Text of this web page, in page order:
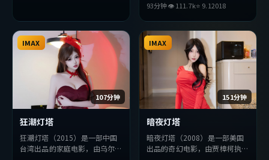
主演。影片在叙事与视听上力求
突破，探讨人性与抉择，节奏张
弛有度，适合喜欢该类型的观众
完整观看。
93分钟👁111.7k⭐ 9.12018
107分钟
IMAX
狂潮灯塔
狂潮灯塔（2015）是一部中国
台湾出品的家庭电影，由乌尔善
151分钟
IMAX
暗夜灯塔
暗夜灯塔（2008）是一部美国
出品的奇幻电影，由贾樟柯执